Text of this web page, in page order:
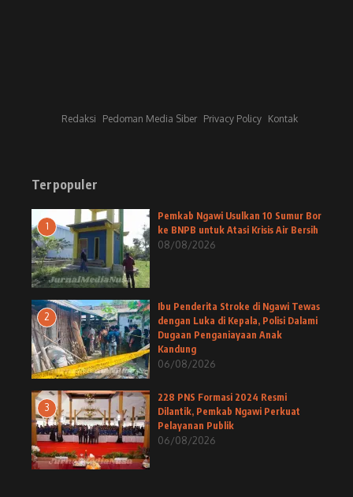
Redaksi Pedoman Media Siber Privacy Policy Kontak
Terpopuler
1
Pemkab Ngawi Usulkan 10 Sumur Bor
ke BNPB untuk Atasi Krisis Air Bersih
08/08/2026
2
Ibu Penderita Stroke di Ngawi Tewas
dengan Luka di Kepala, Polisi Dalami
Dugaan Penganiayaan Anak
Kandung
06/08/2026
3
228 PNS Formasi 2024 Resmi
Dilantik, Pemkab Ngawi Perkuat
Pelayanan Publik
06/08/2026